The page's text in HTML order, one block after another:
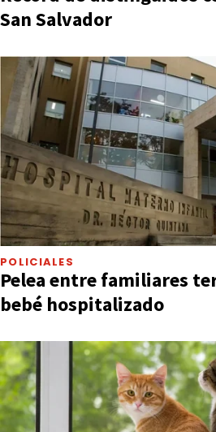
San Salvador
POLICIALES
Pelea entre familiares
bebé hospitalizado